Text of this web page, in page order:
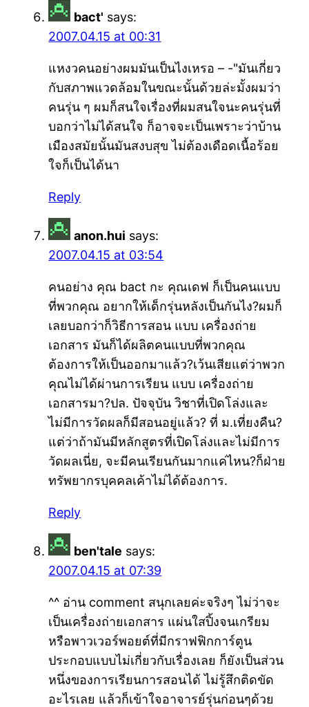
bact' says:
2007.04.15 at 00:31
แหงวคนอย่างผมมันเป็นไงเหรอ – -"มันเกี่ยว
กับสภาพแวดล้อมในขณะนั้นด้วยล่ะมั้งผมว่า
คนรุ่น ๆ ผมก็สนใจเรื่องที่ผมสนใจนะคนรุ่นที่
บอกว่าไม่ได้สนใจ ก็อาจจะเป็นเพราะว่าบ้าน
เมืองสมัยนั้นมันสงบสุข ไม่ต้องเดือดเนื้อร้อย
ใจก็เป็นได้นา
Reply
anon.hui says:
2007.04.15 at 03:54
คนอย่าง คุณ bact กะ คุณเดฟ ก็เป็นคนแบบ
ที่พวกคุณ อยากให้เด็กรุ่นหลังเป็นกันไง?ผมก็
เลยบอกว่าก็วิธีการสอน แบบ เครื่องถ่าย
เอกสาร มันก็ได้ผลิตคนแบบที่พวกคุณ
ต้องการให้เป็นออกมาแล้ว?เว้นเสียแต่ว่าพวก
คุณไม่ได้ผ่านการเรียน แบบ เครื่องถ่าย
เอกสารมา?ปล. ปัจจุบัน วิชาที่เปิดโล่งและ
ไม่มีการวัดผลก็มีสอนอยู่แล้ว? ที่ ม.เที่ยงคืน?
แต่ว่าถ้ามันมีหลักสูตรที่เปิดโล่งและไม่มีการ
วัดผลเนี่ย, จะมีคนเรียนกันมากแค่ไหน?ก็ฝ่าย
ทรัพยากรบุคคลเค้าไม่ได้ต้องการ.
Reply
ben'tale says:
2007.04.15 at 07:39
^^ อ่าน comment สนุกเลยค่ะจริงๆ ไม่ว่าจะ
เป็นเครื่องถ่ายเอกสาร แผ่นใสปิ้งจนเกรียม
หรือพาวเวอร์พอยต์ที่มีกราฟฟิกการ์ตูน
ประกอบแบบไม่เกี่ยวกับเรื่องเลย ก็ยังเป็นส่วน
หนึ่งของการเรียนการสอนได้ ไม่รู้สึกติดขัด
อะไรเลย แล้วก็เข้าใจอาจารย์รุ่นก่อนๆด้วย